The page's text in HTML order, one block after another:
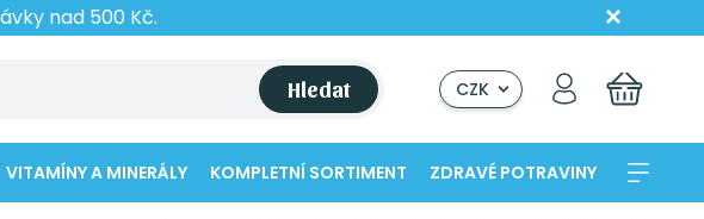
nad 500 Kč.
Hledat CZK
VITAMÍNY A MINERÁLY KOMPLETNÍ SORTIMENT ZDRAVÉ POTRAVINY